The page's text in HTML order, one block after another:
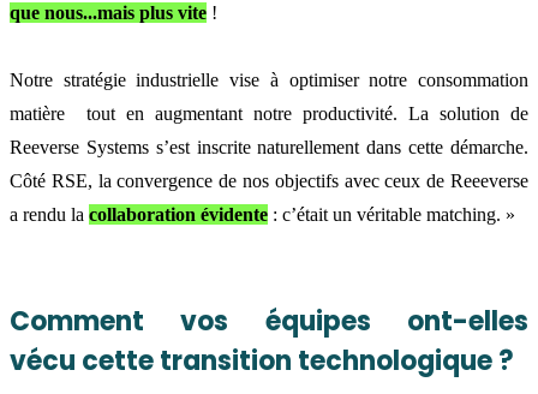
que nous...mais plus vite !
Notre stratégie industrielle vise à optimiser notre consommation
matière tout en augmentant notre productivité. La solution de
Reeverse Systems s’est inscrite naturellement dans cette démarche.
Côté RSE, la convergence de nos objectifs avec ceux de Reeeverse
a rendu la collaboration évidente : c’était un véritable matching. »
Comment vos équipes ont-elles
vécu cette transition technologique ?